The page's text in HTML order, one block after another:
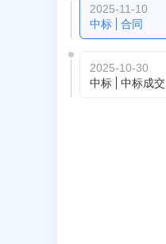
2025-11-10
中标
合同
2025-10-30
中标
中标成交